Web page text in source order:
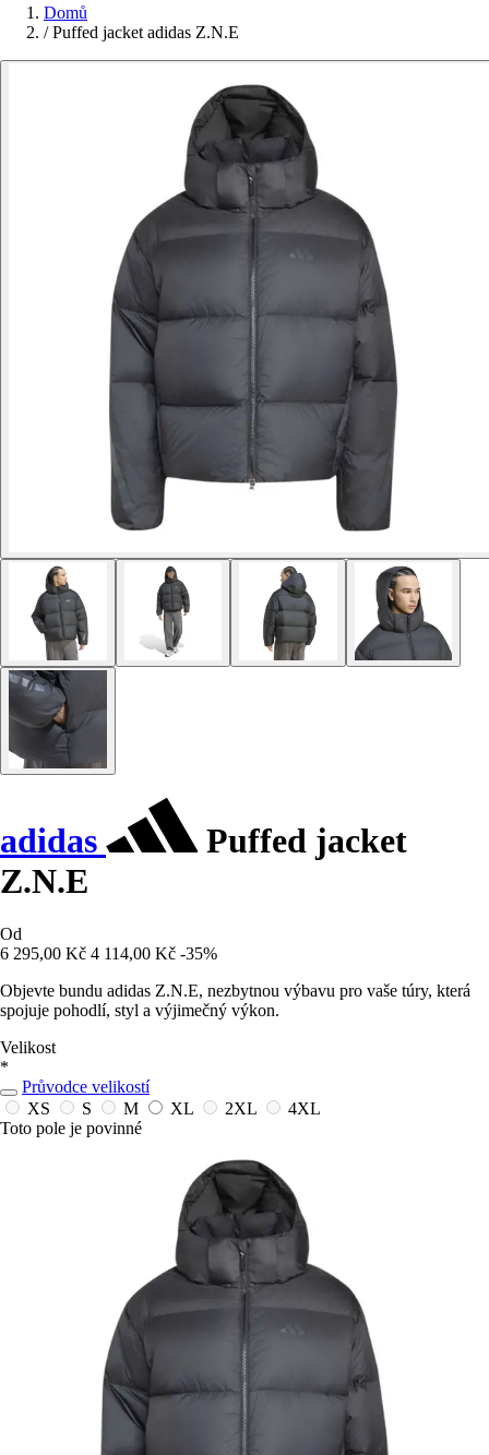
Domů
/ Puffed jacket adidas Z.N.E
adidas
Puffed jacket
Z.N.E
Od
6 295,00 Kč 4 114,00 Kč -35%
Objevte bundu adidas Z.N.E, nezbytnou výbavu pro vaše túry, která
spojuje pohodlí, styl a výjimečný výkon.
Velikost
*
Průvodce velikostí
XS
S M XL 2XL
4XL
Toto pole je povinné